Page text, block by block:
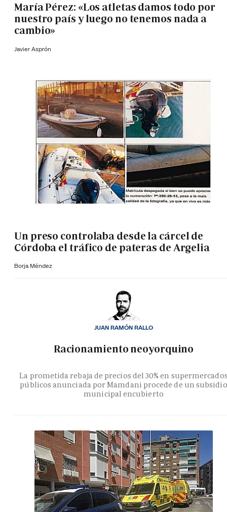
María Pérez: «Los atletas damos todo por
nuestro país y luego no tenemos nada a
cambio»
Javier Asprón
Un preso controlaba desde la cárcel de
Córdoba el tráfico de pateras de Argelia
Borja Méndez
Racionamiento neoyorquino
La prometida rebaja de precios del 30% en
públicos anunciada por Mamdani procede de un subsidio
municipal encubierto
JUAN RAMÓN RALLO